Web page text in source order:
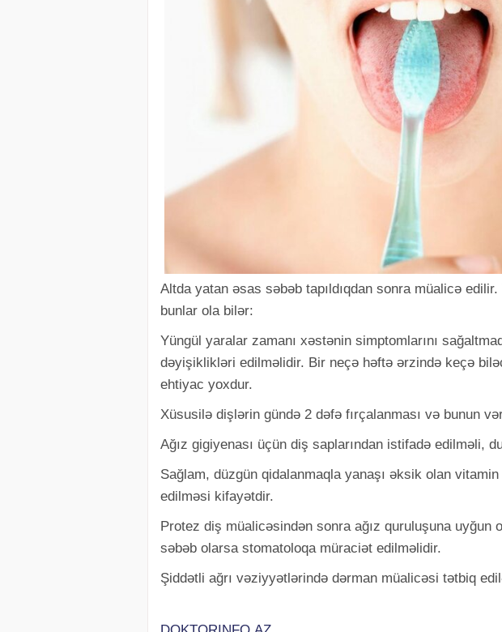
Altda yatan əsas səbəb tapıldıqdan sonra müalicə
bunlar ola bilər:
Yüngül yaralar zamanı xəstənin simptomlarını
dəyişiklikləri edilməlidir. Bir neçə həftə ərzində keçə
ehtiyac yoxdur.
Xüsusilə dişlərin gündə 2 dəfə fırçalanması və bunun
Ağız gigiyenası üçün diş saplarından istifadə edilməli,
Sağlam, düzgün qidalanmaqla yanaşı əksik olan
edilməsi kifayətdir.
Protez diş müalicəsindən sonra ağız quruluşuna uyğun
səbəb olarsa stomatoloqa müraciət edilməlidir.
Şiddətli ağrı vəziyyətlərində dərman müalicəsi tətbiq